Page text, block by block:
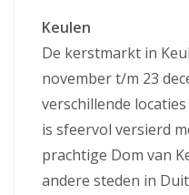
Keulen
De kerstmarkt in
november t/m 23
verschillende
is sfeervol versierd
prachtige Dom van
andere steden in